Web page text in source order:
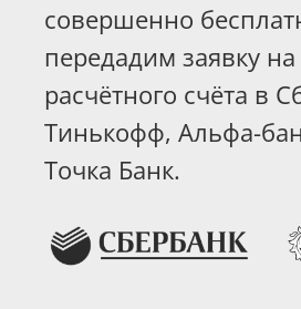
совершенно
передадим заявку
расчётного счёта в
Тинькофф, Альфа-
Точка Банк.